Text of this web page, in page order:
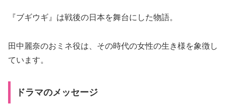
『ブギウギ』は戦後の日本を舞台にした物語。
田中麗奈のおミネ役は、その時代の女性の生き様を象徴し
ています。
ドラマのメッセージ